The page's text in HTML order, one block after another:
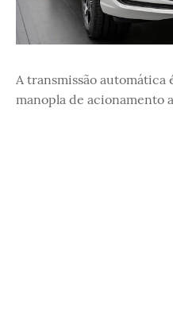
A transmissão automática
manopla de acionamento